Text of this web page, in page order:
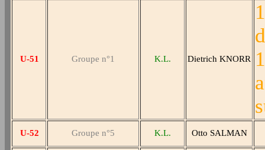
U-51 Groupe n°1 K.L. Dietrich KNORR
U-52 Groupe n°5 K.L. Otto SALMAN